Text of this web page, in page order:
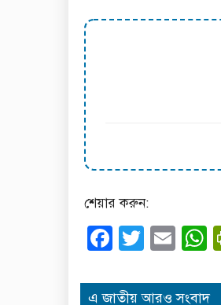
শেয়ার করুন:
Facebook
Twitter
এ জাতীয় আরও সংবাদ